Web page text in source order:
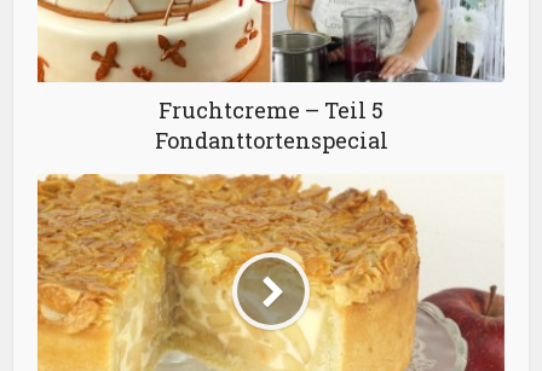
Fruchtcreme – Teil 5
Fondanttortenspecial